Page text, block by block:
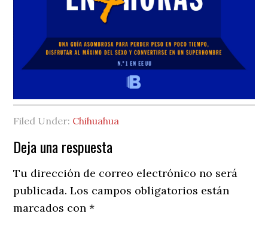
Filed Under: Chihuahua
Reader
Interactions
Deja una respuesta
Tu dirección de correo electrónico no será
publicada. Los campos obligatorios están
marcados con*